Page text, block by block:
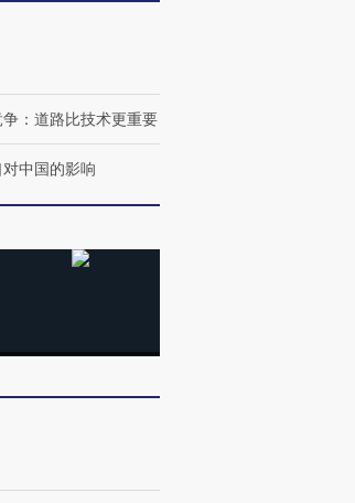
称为“蟑螂”的印
视线｜“入侵”还是“人道危
：道路比技术更重要
中国的影响